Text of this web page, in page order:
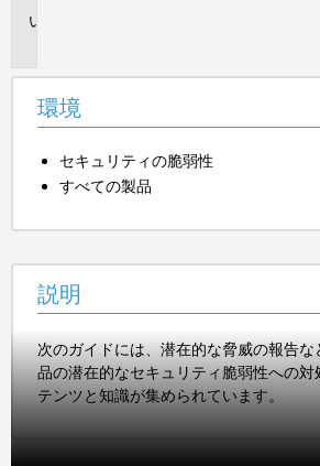
環境
セキュリティの脆弱性
すべての製品
説明
次のガイドには、潜在的な脅威の報告
品の潜在的なセキュリティ脆弱性への対
テンツと知識が集められています。